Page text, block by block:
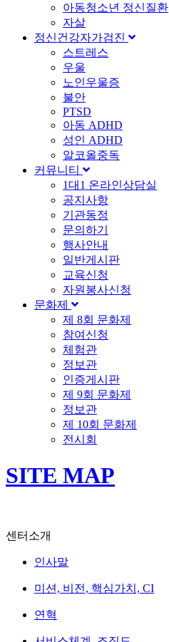
아동청소년 정신질환
자살
정신건강자가검진
스트레스
우울
노인우울증
불안
PTSD
아동 ADHD
성인 ADHD
알코올중독
커뮤니티
1대1 온라인상담실
공지사항
기관동정
문의하기
행사안내
일반게시판
교육신청
자원봉사신청
문화제
제 8회 문화제
참여신청
체험관
정보관
인증게시판
제 9회 문화제
정보관
제 10회 문화제
전시회
SITE MAP
센터소개
인사말
미션, 비전, 핵심가치, CI
연혁